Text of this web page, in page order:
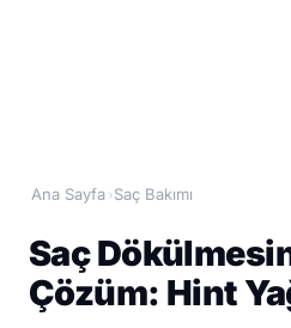
Ana Sayfa ›Saç Bakımı
Saç
Çözüm: Hint